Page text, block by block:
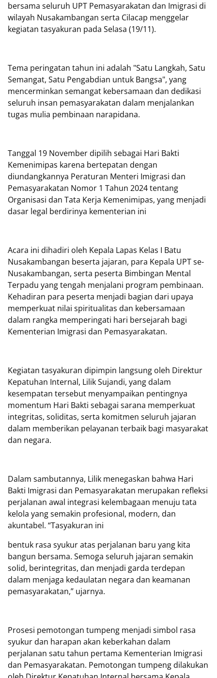
bersama seluruh UPT Pemasyarakatan dan Imigrasi di
wilayah Nusakambangan serta Cilacap menggelar
kegiatan tasyakuran pada Selasa (19/11).
Tema peringatan tahun ini adalah "Satu Langkah, Satu
Semangat, Satu Pengabdian untuk Bangsa", yang
mencerminkan semangat kebersamaan dan dedikasi
seluruh insan pemasyarakatan dalam menjalankan
tugas mulia pembinaan narapidana.
Tanggal 19 November dipilih sebagai Hari Bakti
Kemenimipas karena bertepatan dengan
diundangkannya Peraturan Menteri Imigrasi dan
Pemasyarakatan Nomor 1 Tahun 2024 tentang
Organisasi dan Tata Kerja Kemenimipas, yang menjadi
dasar legal berdirinya kementerian ini
Acara ini dihadiri oleh Kepala Lapas Kelas I Batu
Nusakambangan beserta jajaran, para Kepala UPT se-
Nusakambangan, serta peserta Bimbingan Mental
Terpadu yang tengah menjalani program pembinaan.
Kehadiran para peserta menjadi bagian dari upaya
memperkuat nilai spiritualitas dan kebersamaan
dalam rangka memperingati hari bersejarah bagi
Kementerian Imigrasi dan Pemasyarakatan.
Kegiatan tasyakuran dipimpin langsung oleh Direktur
Kepatuhan Internal, Lilik Sujandi, yang dalam
kesempatan tersebut menyampaikan pentingnya
momentum Hari Bakti sebagai sarana memperkuat
integritas, soliditas, serta komitmen seluruh jajaran
dalam memberikan pelayanan terbaik bagi masyarakat
dan negara.
Dalam sambutannya, Lilik menegaskan bahwa Hari
Bakti Imigrasi dan Pemasyarakatan merupakan refleksi
perjalanan awal integrasi kelembagaan menuju tata
kelola yang semakin profesional, modern, dan
akuntabel. “Tasyakuran ini
bentuk rasa syukur atas perjalanan baru yang kita
bangun bersama. Semoga seluruh jajaran semakin
solid, berintegritas, dan menjadi garda terdepan
dalam menjaga kedaulatan negara dan keamanan
pemasyarakatan,” ujarnya.
Prosesi pemotongan tumpeng menjadi simbol rasa
syukur dan harapan akan keberkahan dalam
perjalanan satu tahun pertama Kementerian Imigrasi
dan Pemasyarakatan. Pemotongan tumpeng dilakukan